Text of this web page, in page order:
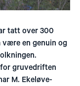
tatt over 300
være en genuin og
for gruvedriften
M. Ekeløve-